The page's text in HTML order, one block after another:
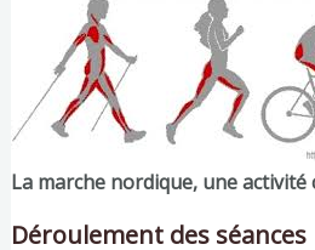
La marche nordique, une activité
Déroulement des séances